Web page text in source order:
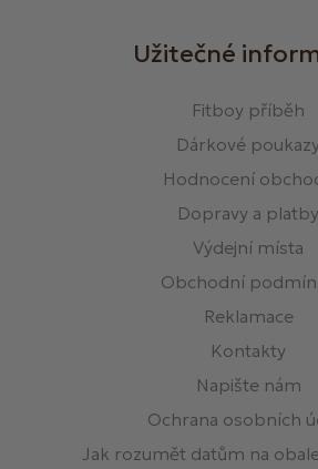
Užitečné
Fitboy příběh
Dárkové
Hodnocení
Dopravy a platby
Výdejní místa
Obchodní
Reklamace
Kontakty
Napište nám
Ochrana osobních
Jak rozumět datům na